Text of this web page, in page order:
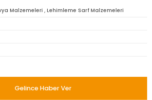
Malzemeleri , Lehimleme Sarf Malzemeleri
Gelince Haber Ver